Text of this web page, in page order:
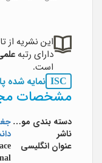
دارای رتبه
است.
ISC نمایه شده
مشخصات
دسته بندی
ناشر
عنوان انگلیسی